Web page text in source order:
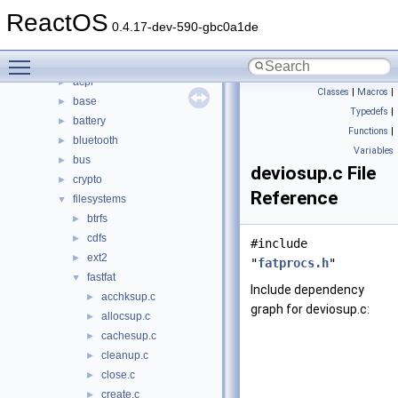
ReactOS 0.4.17-dev-590-gbc0a1de
► boot
► acpi
► base
► battery
► bluetooth
► bus
► crypto
▼ filesystems
► btrfs
► cdfs
► ext2
▼ fastfat
► acchksup.c
► allocsup.c
► cachesup.c
► cleanup.c
► close.c
► create.c
Classes | Macros |
Typedefs |
Functions |
Variables
deviosup.c File
Reference
#include
"fatprocs.h"
Include dependency
graph for deviosup.c: